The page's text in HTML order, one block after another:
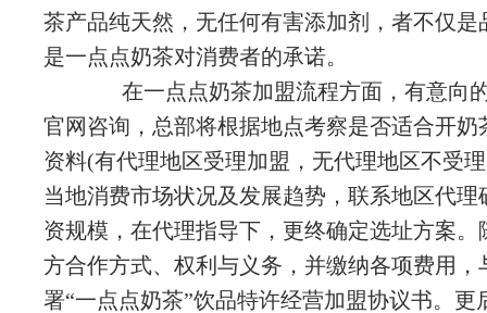
茶产品纯天然，无任何有害添加剂，者不仅是
是一点点奶茶对消费者的承诺。
在一点点奶茶加盟流程方面，有意向
官网咨询，总部将根据地点考察是否适合开奶
资料(有代理地区受理加盟，无代理地区不受
当地消费市场状况及发展趋势，联系地区代理
资规模，在代理指导下，更终确定选址方案。
方合作方式、权利与义务，并缴纳各项费用，
署“一点点奶茶”饮品特许经营加盟协议书。更